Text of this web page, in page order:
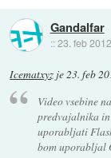
Gandalfar
::23. feb
Icematxyz je23. feb
Video vsebine
predvajalnika
uporabljati
bom uporabljal